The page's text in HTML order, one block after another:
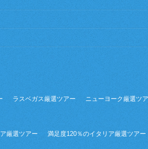
ラスベガス厳選ツアー ニューヨーク厳選ツ
厳選ツアー
満足度120％のイタリア厳選ツアー